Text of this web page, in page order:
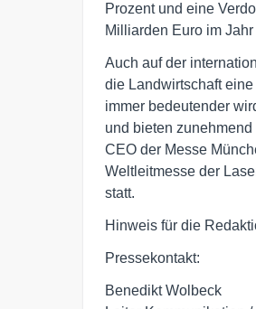
Prozent und eine
Milliarden Euro im Jahr
Auch auf der
die Landwirtschaft
immer bedeutender
und bieten
CEO der Messe
Weltleitmesse der
statt.
Hinweis für die
Pressekontakt:
Benedikt Wolbeck